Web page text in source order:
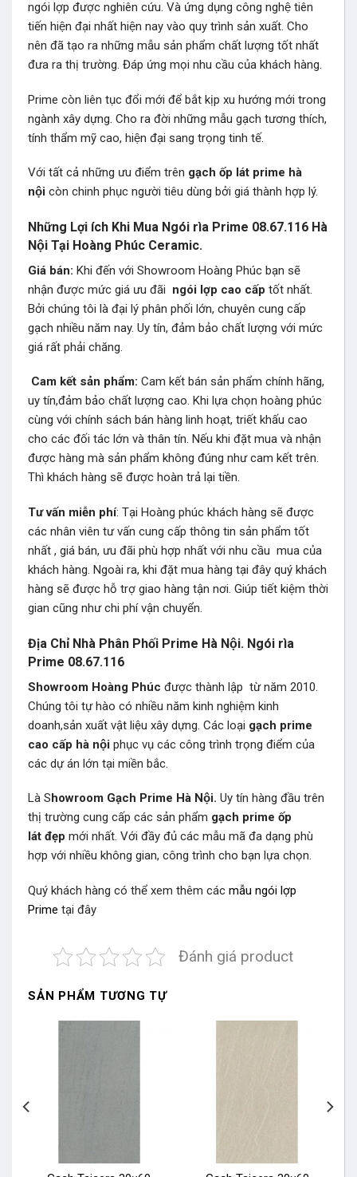
ngói lợp được nghiên cứu. Và ứng dụng công nghệ tiên
tiến hiện đại nhất hiện nay vào quy trình sản xuất. Cho
nên đã tạo ra những mẫu sản phẩm chất lượng tốt nhất
đưa ra thị trường. Đáp ứng mọi nhu cầu của khách hàng.
Prime còn liên tục đổi mới để bắt kịp xu hướng mới trong
ngành xây dựng. Cho ra đời những mẫu gạch tương thích,
tính thẩm mỹ cao, hiện đại sang trọng tinh tế.
Với tất cả những ưu điểm trên gạch ốp lát prime hà
nội còn chinh phục người tiêu dùng bởi giá thành hợp lý.
Những Lợi ích Khi Mua Ngói rìa Prime 08.67.116 Hà
Nội Tại Hoàng Phúc Ceramic.
Giá bán: Khi đến với Showroom Hoàng Phúc bạn sẽ
nhận được mức giá ưu đãi ngói lợp cao cấp tốt nhất.
Bởi chúng tôi là đại lý phân phối lớn, chuyên cung cấp
gạch nhiều năm nay. Uy tín, đảm bảo chất lượng với mức
giá rất phải chăng.
Cam kết sản phẩm: Cam kết bán sản phẩm chính hãng,
uy tín,đảm bảo chất lượng cao. Khi lựa chọn hoàng phúc
cùng với chính sách bán hàng linh hoạt, triết khấu cao
cho các đối tác lớn và thân tín. Nếu khi đặt mua và nhận
được hàng mà sản phẩm không đúng như cam kết trên.
Thì khách hàng sẽ được hoàn trả lại tiền.
Tư vấn miễn phí: Tại Hoàng phúc khách hàng sẽ được
các nhân viên tư vấn cung cấp thông tin sản phẩm tốt
nhất , giá bán, ưu đãi phù hợp nhất với nhu cầu mua của
khách hàng. Ngoài ra, khi đặt mua hàng tại đây quý khách
hàng sẽ được hỗ trợ giao hàng tận nơi. Giúp tiết kiệm thời
gian cũng như chi phí vận chuyển.
Địa Chỉ Nhà Phân Phối Prime Hà Nội. Ngói rìa
Prime 08.67.116
Showroom Hoàng Phúc được thành lập từ năm 2010.
Chúng tôi tự hào có nhiều năm kinh nghiệm kinh
doanh,sản xuất vật liệu xây dựng. Các loại gạch prime
cao cấp hà nội phục vụ các công trình trọng điểm của
các dự án lớn tại miền bắc.
Là Showroom Gạch Prime Hà Nội. Uy tín hàng đầu trên
thị trường cung cấp các sản phẩm gạch prime ốp
lát đẹp mới nhất. Với đầy đủ các mẫu mã đa dạng phù
hợp với nhiều không gian, công trình cho bạn lựa chọn.
Quý khách hàng có thể xem thêm các mẫu ngói lợp
Prime tại đây
Đánh giá product
SẢN PHẨM TƯƠNG TỰ